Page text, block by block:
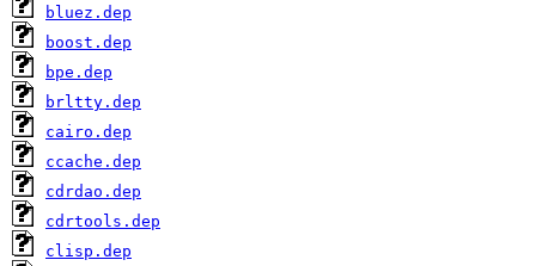
bluez.dep
boost.dep
bpe.dep
brltty.dep
cairo.dep
ccache.dep
cdrdao.dep
cdrtools.dep
clisp.dep